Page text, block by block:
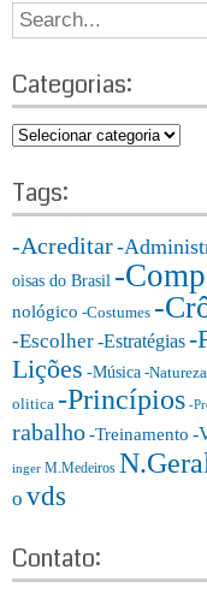
S
e
r
c
h
o
Categorias:
C
t
e
r
i
a
s:
Tags:
-Acreditar-
oisas do Brasil -
nológico -Costumes -
-Escolher-Estratégias-
Lições -Música -Natureza
olitica -Princípios -
rabalho-Treinamento -
inger M.Medeiros
o vds
Contato: